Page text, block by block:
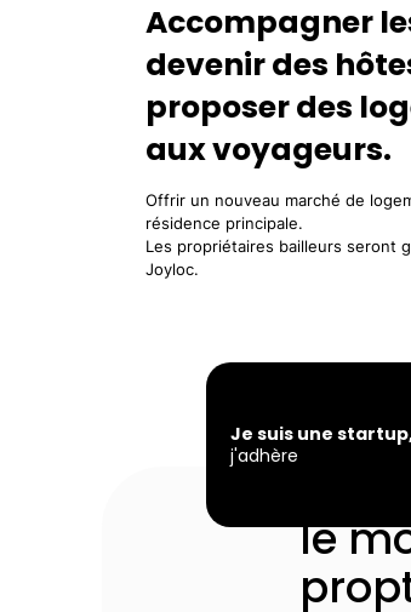
Accompagner
devenir des
proposer des
aux voyageurs.
Offrir un nouveau marché de
résidence principale.
Les propriétaires bailleurs seront
Joyloc.
Je suis une
j'adhère
le